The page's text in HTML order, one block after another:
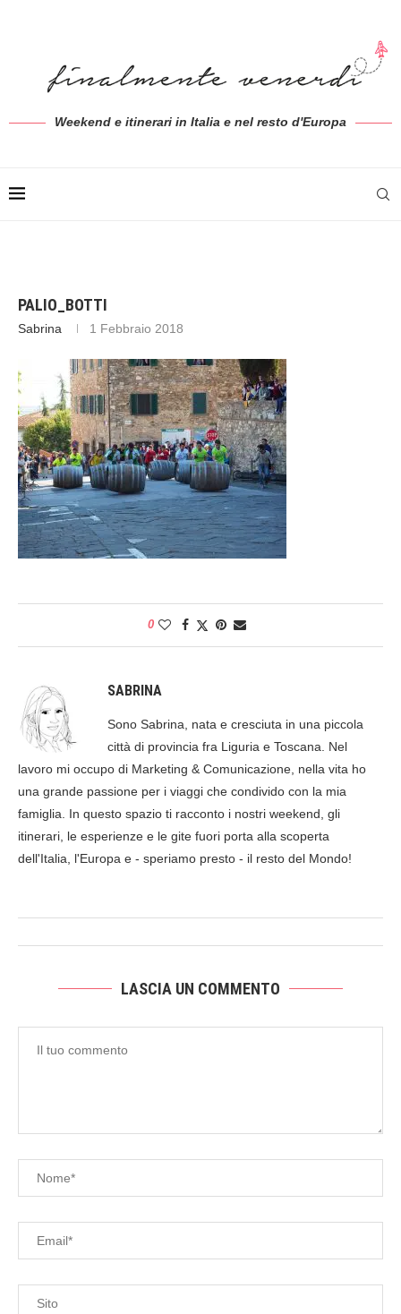
Weekend e itinerari in Italia e nel resto d'Europa
PALIO_BOTTI
Sabrina 1 Febbraio 2018
0
SABRINA
Sono Sabrina, nata e cresciuta in una piccola
città di provincia fra Liguria e Toscana. Nel
lavoro mi occupo di Marketing & Comunicazione, nella vita ho
una grande passione per i viaggi che condivido con la mia
famiglia. In questo spazio ti racconto i nostri weekend, gli
itinerari, le esperienze e le gite fuori porta alla scoperta
dell'Italia, l'Europa e - speriamo presto - il resto del Mondo!
LASCIA UN COMMENTO